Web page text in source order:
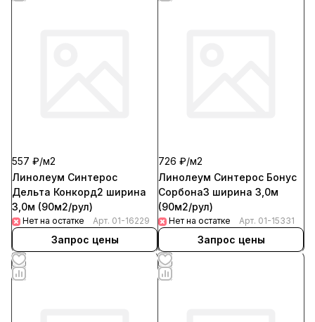
557 ₽/м2
Линолеум Синтерос
Дельта Конкорд2 ширина
3,0м (90м2/рул)
Нет на остатке Арт. 01-16229
Запрос цены
726 ₽/м2
Линолеум Синтерос Бонус
Сорбона3 ширина 3,0м
(90м2/рул)
Нет на остатке Арт. 01-15331
Запрос цены